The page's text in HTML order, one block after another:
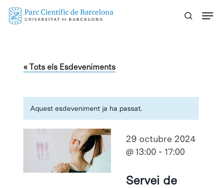
Skip
« Tots els Esdeveniments
Aquest esdeveniment ja ha passat.
29 octubre 2024
@ 13:00- 17:00
Servei de